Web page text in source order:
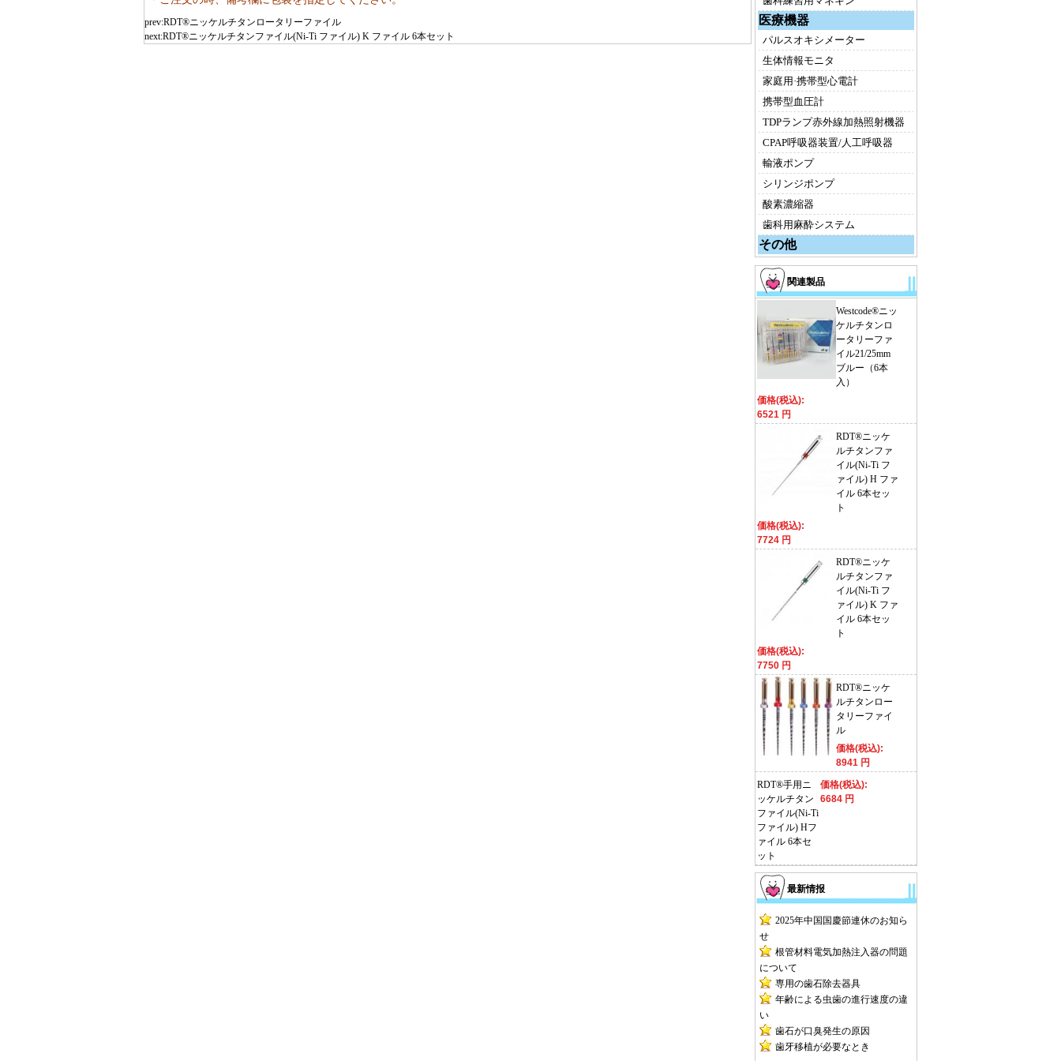
医療機器
パルスオキシメーター
生体情報モニタ
家庭用·携帯型心電計
携帯型血圧計
TDPランプ赤外線加熱照射機器
CPAP呼吸器装置/人工呼吸器
輸液ポンプ
シリンジポンプ
酸素濃縮器
歯科用麻酔システム
その他
関連製品
Westcode®ニッ
ケルチタンロ
ータリーファ
イル21/25mm
ブルー（6本
入）
価格(税込):
6521 円
RDT®ニッケ
ルチタンファ
イル(Ni-Ti フ
ァイル) H ファ
イル 6本セッ
ト
価格(税込):
7724 円
RDT®ニッケ
ルチタンファ
イル(Ni-Ti フ
ァイル) K ファ
イル 6本セッ
ト
価格(税込):
7750 円
RDT®ニッケ
ルチタンロー
タリーファイ
ル
価格(税込):
8941 円
RDT®手用ニ
ッケルチタン
ファイル(Ni-Ti
ファイル) Hフ
ァイル 6本セ
ット
価格(税込):
6684 円
最新情报
2025年中国国慶節連休のお知ら
せ
根管材料電気加熱注入器の問題
について
専用の歯石除去器具
年齢による虫歯の進行速度の違
い
歯石が口臭発生の原因
歯牙移植が必要なとき
prev:RDT®ニッケルチタンロータリーファイル
next:RDT®ニッケルチタンファイル(Ni-Ti ファイル) K ファイル 6本セット